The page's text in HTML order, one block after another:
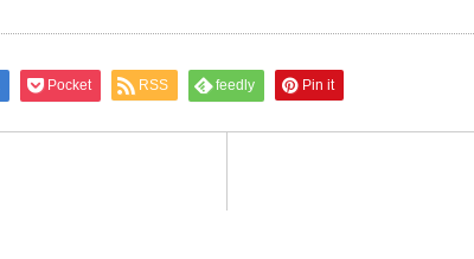
Pocket RSS feedly Pin it